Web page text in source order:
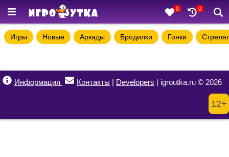
0 0
Игры Новые Аркады Бродилки Гонки
Информация Контакты | Developers | igroutka.ru © 2026
12+